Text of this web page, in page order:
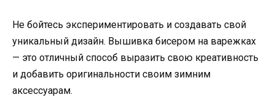
Не бойтесь экспериментировать и создавать свой
уникальный дизайн. Вышивка бисером на варежках
— это отличный способ выразить свою креативность
и добавить оригинальности своим зимним
аксессуарам.